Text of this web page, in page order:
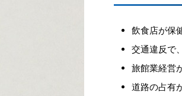
飲食店が保
交通違反で
旅館業経営
道路の占有